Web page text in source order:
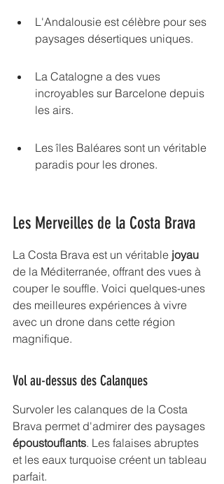
L'Andalousie est célèbre pour ses
paysages désertiques uniques.
La Catalogne a des vues
incroyables sur Barcelone depuis
les airs.
Les îles Baléares sont un véritable
paradis pour les drones.
Les Merveilles de la Costa Brava
La Costa Brava est un véritable joyau
de la Méditerranée, offrant des vues à
couper le souffle. Voici quelques-unes
des meilleures expériences à vivre
avec un drone dans cette région
magnifique.
Vol au-dessus des Calanques
Survoler les calanques de la Costa
Brava permet d'admirer des paysages
époustouflants. Les falaises abruptes
et les eaux turquoise créent un tableau
parfait.